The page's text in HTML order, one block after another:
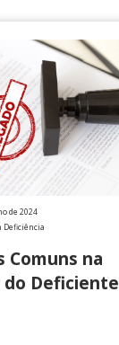
de 2024
Deficiência
Comuns na
Deficiente